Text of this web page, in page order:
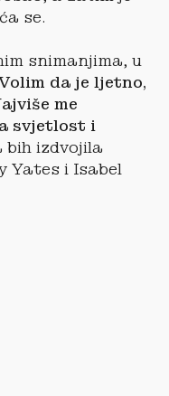
se.
snimanjima, u
da je ljetno,
me
svjetlost i
bih izdvojila
Yates i Isabel